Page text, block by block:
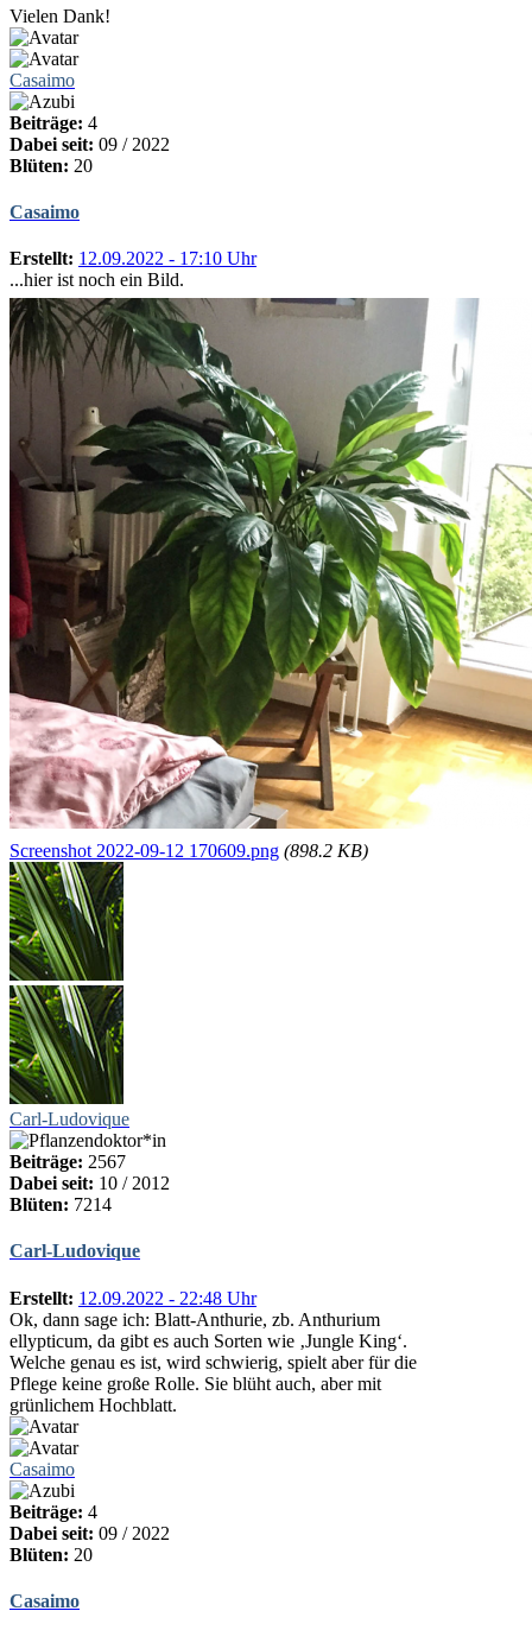
Vielen Dank!
Casaimo
Beiträge: 4
Dabei seit: 09 / 2022
Blüten: 20
Casaimo
Erstellt: 12.09.2022 - 17:10 Uhr
...hier ist noch ein Bild.
Screenshot 2022-09-12 170609.png (898.2 KB)
Carl-Ludovique
Beiträge: 2567
Dabei seit: 10 / 2012
Blüten: 7214
Carl-Ludovique
Erstellt: 12.09.2022 - 22:48 Uhr
Ok, dann sage ich: Blatt-Anthurie, zb. Anthurium
ellypticum, da gibt es auch Sorten wie ‚Jungle King‘.
Welche genau es ist, wird schwierig, spielt aber für die
Pflege keine große Rolle. Sie blüht auch, aber mit
grünlichem Hochblatt.
Casaimo
Beiträge: 4
Dabei seit: 09 / 2022
Blüten: 20
Casaimo